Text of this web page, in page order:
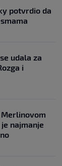
potvrdio da
udala za
i
najmanje